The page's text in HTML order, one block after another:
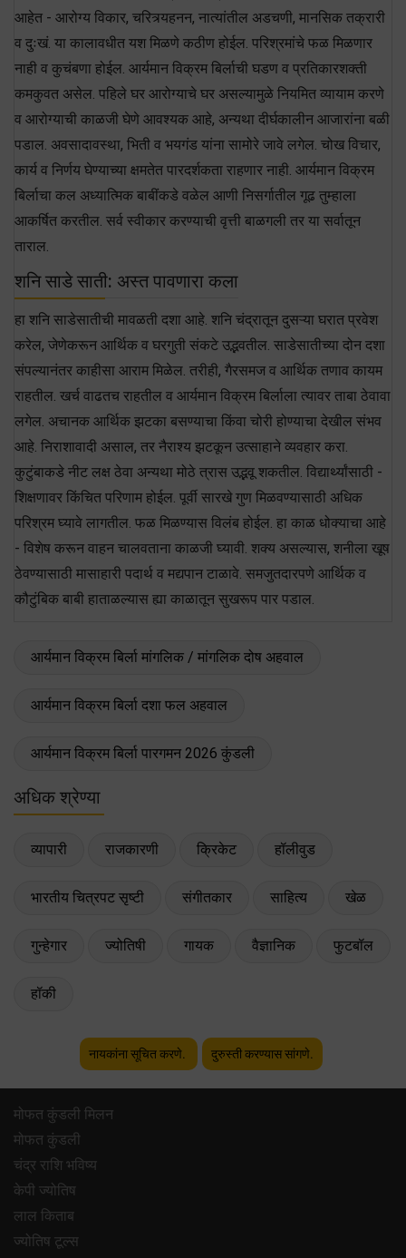
आहेत - आरोग्य विकार, चरित्र्यहनन, नात्यांतील अडचणी, मानसिक तक्रारी
व दुःखं. या कालावधीत यश मिळणे कठीण होईल. परिश्रमांचे फळ मिळणार
नाही व कुचंबणा होईल. आर्यमान विक्रम बिर्लाची घडण व प्रतिकारशक्ती
कमकुवत असेल. पहिले घर आरोग्याचे घर असल्यामुळे नियमित व्यायाम करणे
व आरोग्याची काळजी घेणे आवश्यक आहे, अन्यथा दीर्घकालीन आजारांना बळी
पडाल. अवसादावस्था, भिती व भयगंड यांना सामोरे जावे लगेल. चोख विचार,
कार्य व निर्णय घेण्याच्या क्षमतेत पारदर्शकता राहणार नाही. आर्यमान विक्रम
बिर्लाचा कल अध्यात्मिक बाबींकडे वळेल आणी निसर्गातील गूढ तुम्हाला
आकर्षित करतील. सर्व स्वीकार करण्याची वृत्ती बाळगली तर या सर्वातून
ताराल.
शनि साडे साती: अस्त पावणारा कला
हा शनि साडेसातीची मावळती दशा आहे. शनि चंद्रातून दुसऱ्या घरात प्रवेश
करेल, जेणेकरून आर्थिक व घरगुती संकटे उद्भवतील. साडेसातीच्या दोन दशा
संपल्यानंतर काहीसा आराम मिळेल. तरीही, गैरसमज व आर्थिक तणाव कायम
राहतील. खर्च वाढतच राहतील व आर्यमान विक्रम बिर्लाला त्यावर ताबा ठेवावा
लगेल. अचानक आर्थिक झटका बसण्याचा किंवा चोरी होण्याचा देखील संभव
आहे. निराशावादी असाल, तर नैराश्य झटकून उत्साहाने व्यवहार करा.
कुटुंबाकडे नीट लक्ष ठेवा अन्यथा मोठे त्रास उद्भवू शकतील. विद्यार्थ्यांसाठी -
शिक्षणावर किंचित परिणाम होईल. पूर्वी सारखे गुण मिळवण्यासाठी अधिक
परिश्रम घ्यावे लागतील. फळ मिळण्यास विलंब होईल. हा काळ धोक्याचा आहे
- विशेष करून वाहन चालवताना काळजी घ्यावी. शक्य असल्यास, शनीला खूष
ठेवण्यासाठी मासाहारी पदार्थ व मद्यपान टाळावे. समजुतदारपणे आर्थिक व
कौटुंबिक बाबी हाताळल्यास ह्या काळातून सुखरूप पार पडाल.
आर्यमान विक्रम बिर्ला मांगलिक / मांगलिक दोष अहवाल
आर्यमान विक्रम बिर्ला दशा फल अहवाल
आर्यमान विक्रम बिर्ला पारगमन 2026 कुंडली
अधिक श्रेण्या
व्यापारी राजकारणी क्रिकेट हॉलीवुड
भारतीय चित्रपट सृष्टी संगीतकार साहित्य खेळ
गुन्हेगार ज्योतिषी गायक वैज्ञानिक फुटबॉल
हॉकी
नायकांना सूचित करणे. दुरुस्ती करण्यास सांगणे.
मोफत कुंडली मिलन
मोफत कुंडली
चंद्र राशि भविष्य
केपी ज्योतिष
लाल किताब
ज्योतिष टूल्स